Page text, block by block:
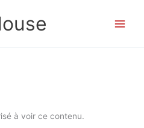
à voir ce contenu.